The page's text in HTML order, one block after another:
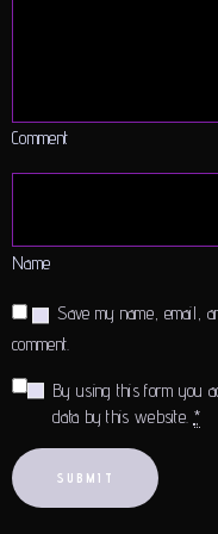
Comment
Name
Save my name, email,
comment.
By using this form you
data by this website. *